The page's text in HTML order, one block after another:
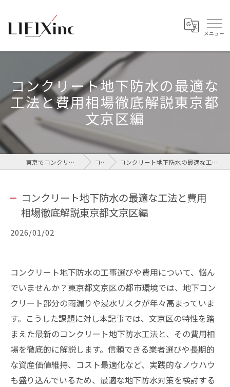
コンクリート地下防水の最適な
工法と費用相場徹底解説東京都
文京区編
東京でコンクリートなら株式会社LIFIX コラム コンクリート地下防水の最適な工法と費用相場徹底解説東京都文京区編
コンクリート地下防水の最適な工法と費用
相場徹底解説東京都文京区編
2026/01/02
コンクリート地下防水の工事選びや費用について、悩ん
でいませんか？東京都文京区の都市環境では、地下コン
クリート部分の雨漏りや浸水リスクが年々高まっていま
す。こうした課題に対し本記事では、文京区の特性を踏
まえた最新のコンクリート地下防水工法と、その費用相
場を徹底的に解説します。信頼できる業者選びや長期的
な資産価値維持、コスト最適化など、実践的なノウハウ
も盛り込んでいるため、最適な地下防水対策を検討する